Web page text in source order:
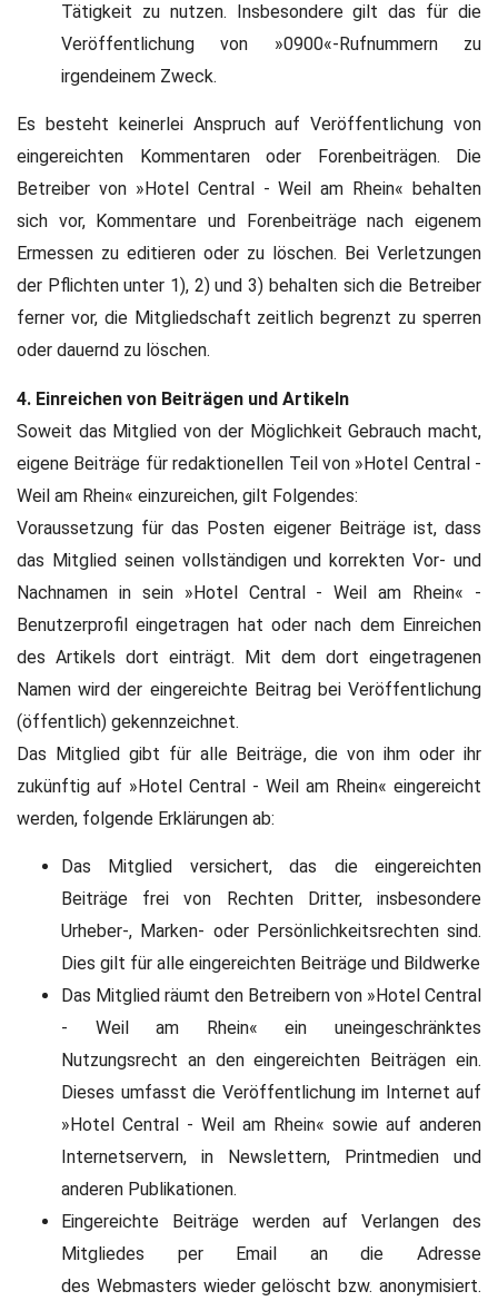
Tätigkeit zu nutzen. Insbesondere gilt das für die
Veröffentlichung von »0900«-Rufnummern zu
irgendeinem Zweck.
Es besteht keinerlei Anspruch auf Veröffentlichung von
eingereichten Kommentaren oder Forenbeiträgen. Die
Betreiber von »Hotel Central - Weil am Rhein« behalten
sich vor, Kommentare und Forenbeiträge nach eigenem
Ermessen zu editieren oder zu löschen. Bei Verletzungen
der Pflichten unter 1), 2) und 3) behalten sich die Betreiber
ferner vor, die Mitgliedschaft zeitlich begrenzt zu sperren
oder dauernd zu löschen.
4. Einreichen von Beiträgen und Artikeln
Soweit das Mitglied von der Möglichkeit Gebrauch macht,
eigene Beiträge für redaktionellen Teil von »Hotel Central -
Weil am Rhein« einzureichen, gilt Folgendes:
Voraussetzung für das Posten eigener Beiträge ist, dass
das Mitglied seinen vollständigen und korrekten Vor- und
Nachnamen in sein »Hotel Central - Weil am Rhein« -
Benutzerprofil eingetragen hat oder nach dem Einreichen
des Artikels dort einträgt. Mit dem dort eingetragenen
Namen wird der eingereichte Beitrag bei Veröffentlichung
(öffentlich) gekennzeichnet.
Das Mitglied gibt für alle Beiträge, die von ihm oder ihr
zukünftig auf »Hotel Central - Weil am Rhein« eingereicht
werden, folgende Erklärungen ab:
Das Mitglied versichert, das die eingereichten
Beiträge frei von Rechten Dritter, insbesondere
Urheber-, Marken- oder Persönlichkeitsrechten sind.
Dies gilt für alle eingereichten Beiträge und Bildwerke
Das Mitglied räumt den Betreibern von »Hotel Central
- Weil am Rhein« ein uneingeschränktes
Nutzungsrecht an den eingereichten Beiträgen ein.
Dieses umfasst die Veröffentlichung im Internet auf
»Hotel Central - Weil am Rhein« sowie auf anderen
Internetservern, in Newslettern, Printmedien und
anderen Publikationen.
Eingereichte Beiträge werden auf Verlangen des
Mitgliedes per Email an die Adresse
des Webmasters wieder gelöscht bzw. anonymisiert.